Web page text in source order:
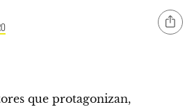
que protagonizan,